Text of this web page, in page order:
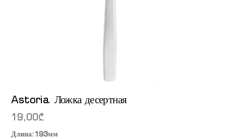
Astoria. Ложка десертная
19,00₾
Длина:193мм